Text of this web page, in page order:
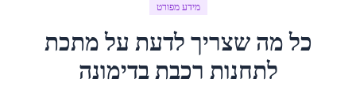
מידע מפורט
כל מה שצריך לדעת עלמתכת
לתחנות רכבת בדימונה